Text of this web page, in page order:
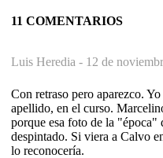
11 COMENTARIOS
Luis Heredia - 12 de
Con retraso pero aparezco.
apellido, en el curso.
porque esa foto de la "época"
despintado. Si viera a Calvo
lo reconocería.